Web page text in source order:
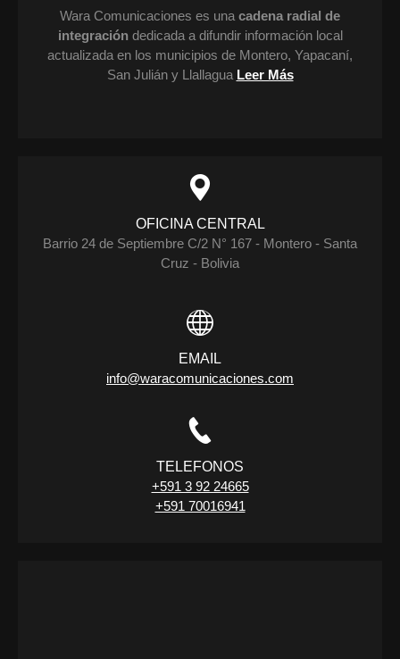
Wara Comunicaciones es una cadena radial de
integracióndedicada a difundir información local
actualizada en los municipios de Montero, Yapacaní,
San Julián y Llallagua Leer Más
OFICINA CENTRAL
Barrio 24 de Septiembre C/2 N° 167 - Montero - Santa
Cruz - Bolivia
EMAIL
info@waracomunicaciones.com
TELEFONOS
+591 3 92 24665
+591 70016941